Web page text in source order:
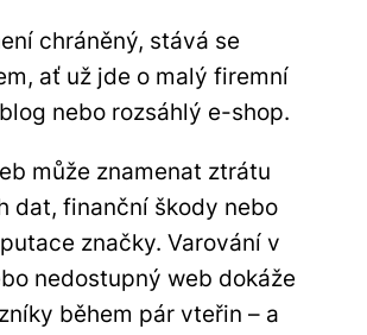
chráněný, stává se
ať už jde o malý firemní
nebo rozsáhlý e-shop.
může znamenat ztrátu
dat, finanční škody nebo
značky. Varování v
nedostupný web dokáže
během pár vteřin – a